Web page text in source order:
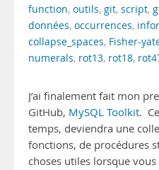
function, outils, git, script,
données, occurrences,
collapse_spaces, Fisher-
numerals, rot13, rot18,
J’ai finalement fait mon
GitHub, MySQL Toolkit. Ce
temps, deviendra une
fonctions, de procédures
choses utiles lorsque